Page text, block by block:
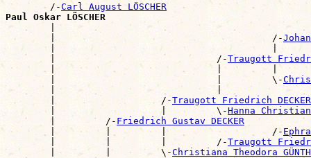
        /-
Carl August LÖSCHER
Paul Oskar LÖSCHER
|
        |                                       /-
|                                       |
        |                             /-
Traugott
|                             |         |
        |                             |         \-
|                             |
        |                   /-
Traugott Friedrich DECKER
        |                   |         \-
Hanna
        |         /-
Friedrich Gustav DECKER
        |         |         |                   /-
        |         |         |         /-
Traugott
        |         |         \-
Christiana Theodora